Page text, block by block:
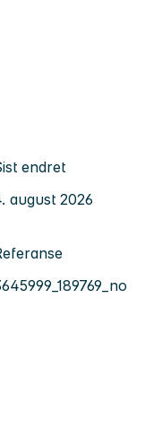
endret
august 2026